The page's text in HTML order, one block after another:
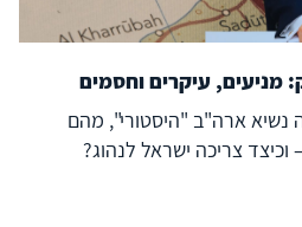
עיקרים וחסמים
נשיא ארה"ב "היסטורי", מהם
וכיצד צריכה ישראל לנהוג?